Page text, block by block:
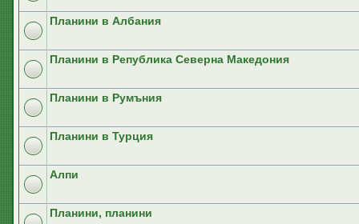
Планини в Албания
Планини в Република Северна Македония
Планини в Румъния
Планини в Турция
Алпи
Планини, планини